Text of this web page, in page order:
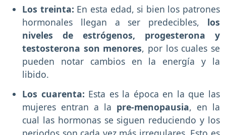
Los treinta: En esta edad, si bien los patrones
hormonales llegan a ser predecibles, los
niveles de estrógenos, progesterona y
testosterona son menores, por los cuales se
pueden notar cambios en la energía y la
libido.
Los cuarenta: Esta es la época en la que las
mujeres entran a la pre-menopausia, en la
cual las hormonas se siguen reduciendo y los